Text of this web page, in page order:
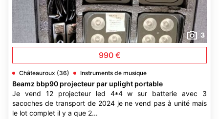
3
990 €
Châteauroux (36) Instruments de musique
Beamz bbp90 projecteur par uplight portable
Je vend 12 projecteur led 4*4 w sur batterie avec 3
sacoches de transport de 2024 je ne vend pas à unité mais
le lot complet il y a que 2...